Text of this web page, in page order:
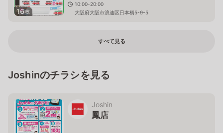
16枚
10:00-20:00
大阪府大阪市浪速区日本橋5-9-5
すべて見る
Joshinのチラシを見る
Joshin
鳳店